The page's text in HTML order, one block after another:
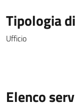
Tipologia
Ufficio
Elenco